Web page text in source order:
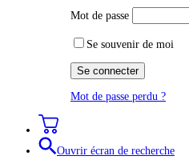
Mot de passe
Se souvenir de moi
Mot de passe perdu ?
Ouvrir écran de recherche